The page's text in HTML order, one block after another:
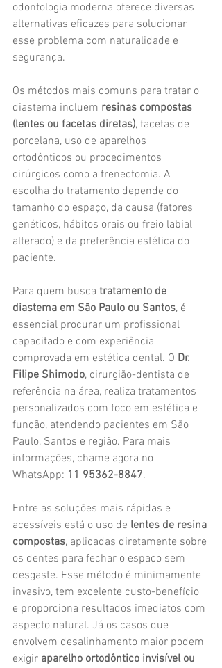
odontologia moderna oferece diversas
alternativas eficazes para solucionar
esse problema com naturalidade e
segurança.
Os métodos mais comuns para tratar o
diastema incluem resinas compostas
(lentes ou facetas diretas), facetas de
porcelana, uso de aparelhos
ortodônticos ou procedimentos
cirúrgicos como a frenectomia. A
escolha do tratamento depende do
tamanho do espaço, da causa (fatores
genéticos, hábitos orais ou freio labial
alterado) e da preferência estética do
paciente.
Para quem busca tratamento de
diastema em São Paulo ou Santos, é
essencial procurar um profissional
capacitado e com experiência
comprovada em estética dental. O Dr.
Filipe Shimodo, cirurgião-dentista de
referência na área, realiza tratamentos
personalizados com foco em estética e
função, atendendo pacientes em São
Paulo, Santos e região. Para mais
informações, chame agora no
WhatsApp: 11 95362-8847.
Entre as soluções mais rápidas e
acessíveis está o uso de lentes de resina
compostas, aplicadas diretamente sobre
os dentes para fechar o espaço sem
desgaste. Esse método é minimamente
invasivo, tem excelente custo-benefício
e proporciona resultados imediatos com
aspecto natural. Já os casos que
envolvem desalinhamento maior podem
exigir aparelho ortodôntico invisível ou